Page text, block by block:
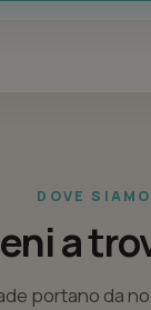
DOVE SIAMO
a
portano da